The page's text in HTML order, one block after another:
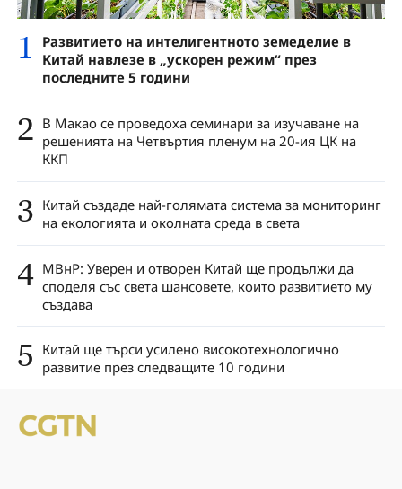
1
Развитието на интелигентното земеделие в
Китай навлезе в „ускорен режим“ през
последните 5 години
2 В Макао се проведоха семинари за изучаване на
решенията на Четвъртия пленум на 20-ия ЦК на
ККП
3 Китай създаде най-голямата система за мониторинг
на екологията и околната среда в света
4 МВнР: Уверен и отворен Китай ще продължи да
споделя със света шансовете, които развитието му
създава
5 Китай ще търси усилено високотехнологично
развитие през следващите 10 години